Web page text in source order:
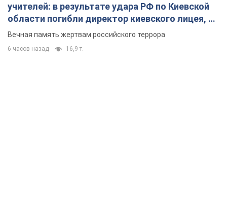
учителей: в результате удара РФ по Киевской
области погибли директор киевского лицея, её
муж и внук
Вечная память жертвам российского террора
6 часов назад 16,9 т.